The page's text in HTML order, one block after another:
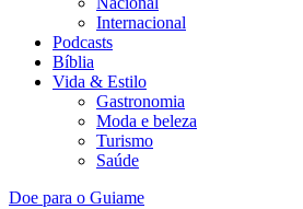
Internacional
Podcasts
Bíblia
Vida & Estilo
Gastronomia
Moda e beleza
Turismo
Saúde
Doe para o Guiame